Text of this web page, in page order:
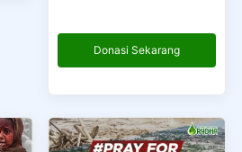
Donasi Sekarang